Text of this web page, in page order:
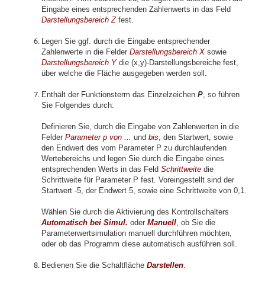
Eingabe eines entsprechenden Zahlenwerts in das Feld
Darstellungsbereich Zfest.
Legen Sie ggf. durch die Eingabe entsprechender
Zahlenwerte in die Felder Darstellungsbereich X sowie
Darstellungsbereich Ydie (x,y)-Darstellungsbereiche fest,
über welche die Fläche ausgegeben werden soll.
Enthält der Funktionsterm das Einzelzeichen P , so führen
Sie Folgendes durch:
Definieren Sie, durch die Eingabe von Zahlenwerten in die
Felder Parameter p von ... und bis , den Startwert, sowie
den Endwert des vom Parameter P zu durchlaufenden
Wertebereichs und legen Sie durch die Eingabe eines
entsprechenden Werts in das Feld Schrittweite die
Schrittweite für Parameter P fest. Voreingestellt sind der
Startwert -5, der Endwert 5, sowie eine Schrittweite von 0,1.
Wählen Sie durch die Aktivierung des Kontrollschalters
Automatisch bei Simul. oder Manuell , ob Sie die
Parameterwertsimulation manuell durchführen möchten,
oder ob das Programm diese automatisch ausführen soll.
Bedienen Sie die Schaltfläche Darstellen